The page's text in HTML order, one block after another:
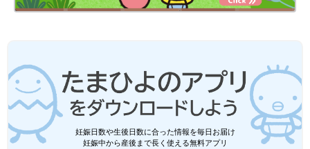
妊娠日数や生後日数に合った情報を毎日お届け
妊娠中から産後まで長く使える無料アプリ